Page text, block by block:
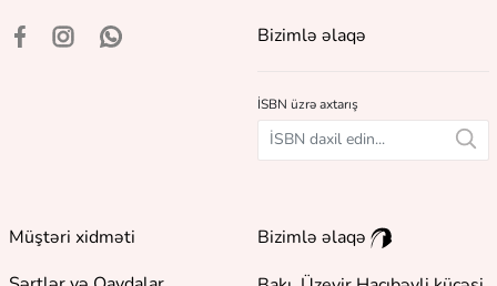
Bizimlə əlaqə
İSBN üzrə axtarış
Müştəri xidməti
Bizimlə əlaqə